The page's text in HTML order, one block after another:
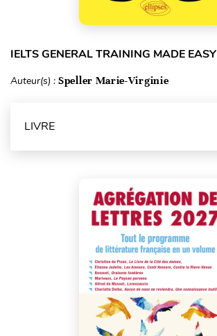
IELTS GENERAL TRAINING MADE EASY
Auteur(s) : Speller Marie-Virginie
LIVRE